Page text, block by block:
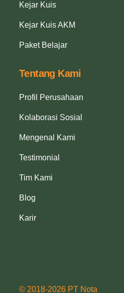
Kejar Kuis
Kejar Kuis AKM
Paket Belajar
Tentang Kami
Profil Perusahaan
Kolaborasi Sosial
Mengenal Kami
Testimonial
Tim Kami
Blog
Karir
© 2018-2026 PT Nota